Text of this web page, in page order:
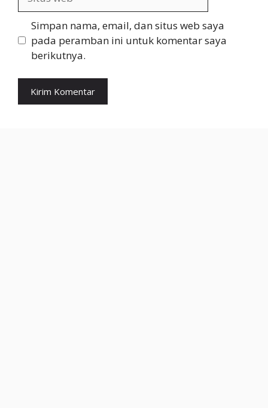
web
Simpan nama, email, dan situs web saya
pada peramban ini untuk komentar saya
berikutnya.